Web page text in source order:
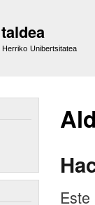
Herriko Unibertsitatea